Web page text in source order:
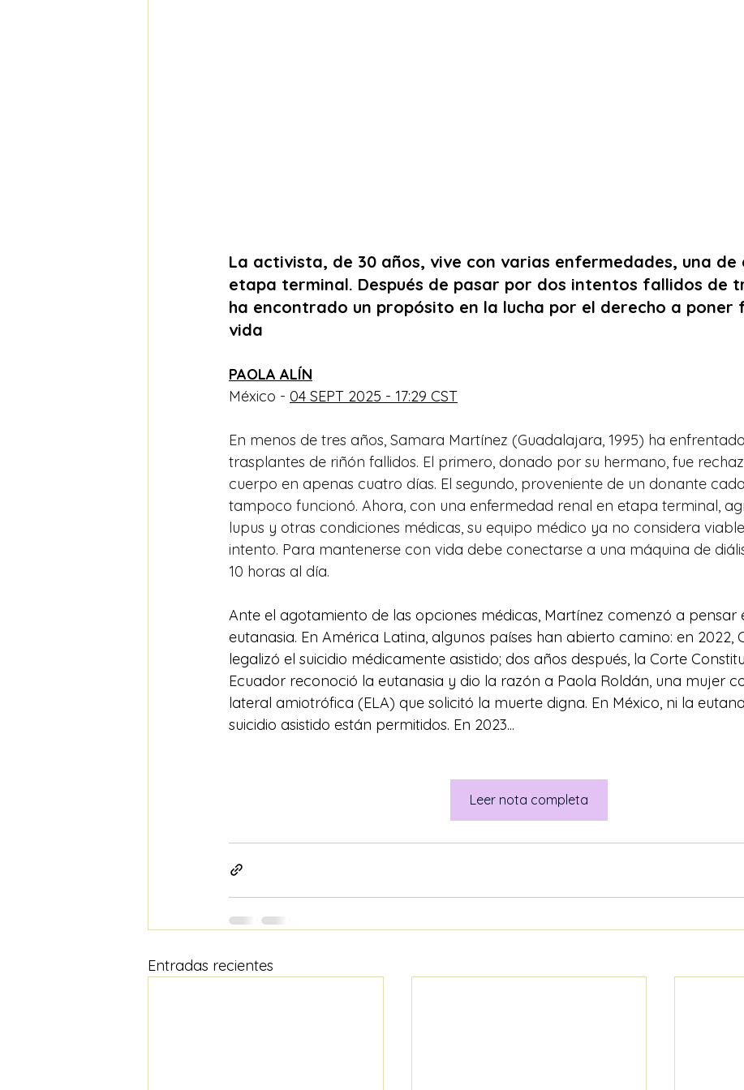
La activista, de 30 años, vive con varias enfermedades, una de
etapa terminal. Después de pasar por dos intentos fallidos de
ha encontrado un propósito en la lucha por el derecho a poner
vida
PAOLA ALÍN
México - 04 SEPT 2025 - 17:29 CST
En menos de tres años, Samara Martínez (Guadalajara, 1995) ha
trasplantes de riñón fallidos. El primero, donado por su hermano, fue
cuerpo en apenas cuatro días. El segundo, proveniente de un donante
tampoco funcionó. Ahora, con una enfermedad renal en etapa terminal,
lupus y otras condiciones médicas, su equipo médico ya no considera
intento. Para mantenerse con vida debe conectarse a una máquina de
10 horas al día.
Ante el agotamiento de las opciones médicas, Martínez comenzó a pensar
eutanasia. En América Latina, algunos países han abierto camino: en 2022,
legalizó el suicidio médicamente asistido; dos años después, la Corte
Ecuador reconoció la eutanasia y dio la razón a Paola Roldán, una mujer
lateral amiotrófica (ELA) que solicitó la muerte digna. En México, ni la
suicidio asistido están permitidos. En 2023...
Leer nota completa
Entradas recientes